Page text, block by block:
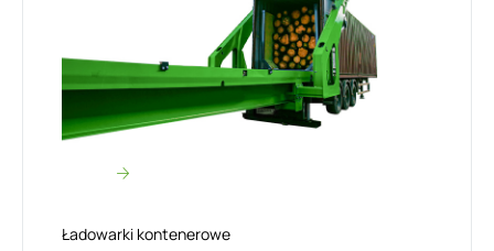
Ładowarki kontenerowe